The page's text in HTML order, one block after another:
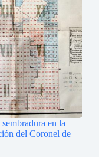
en la
del Coronel de